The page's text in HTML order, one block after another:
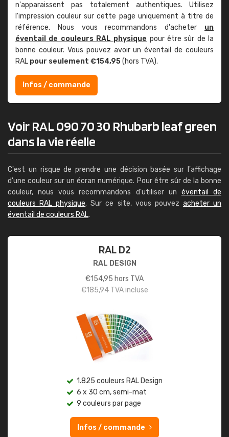
n'apparaissent pas totalement authentiques. Utilisez
l'impression couleur sur cette page uniquement à titre de
référence. Nous vous recommandons d'acheter un
éventail de couleurs RAL physique pour être sûr de la
bonne couleur. Vous pouvez avoir un éventail de couleurs
RAL pour seulement €154,95(hors TVA).
Infos / commande
Voir RAL 090 70 30 Rhubarb leaf green
dans la vie réelle
C'est un risque de prendre une décision basée sur l'affichage
d'une couleur sur un écran numérique. Pour être sûr de la bonne
couleur, nous vous recommandons d'utiliser un éventail de
couleurs RAL physique. Sur ce site, vous pouvez acheter un
éventail de couleurs RAL.
RAL D2
RAL DESIGN
€154,95 hors TVA
€185,94TVA incluse
1.825 couleurs RAL Design
6 x 30 cm, semi-mat
9 couleurs par page
Infos / commande